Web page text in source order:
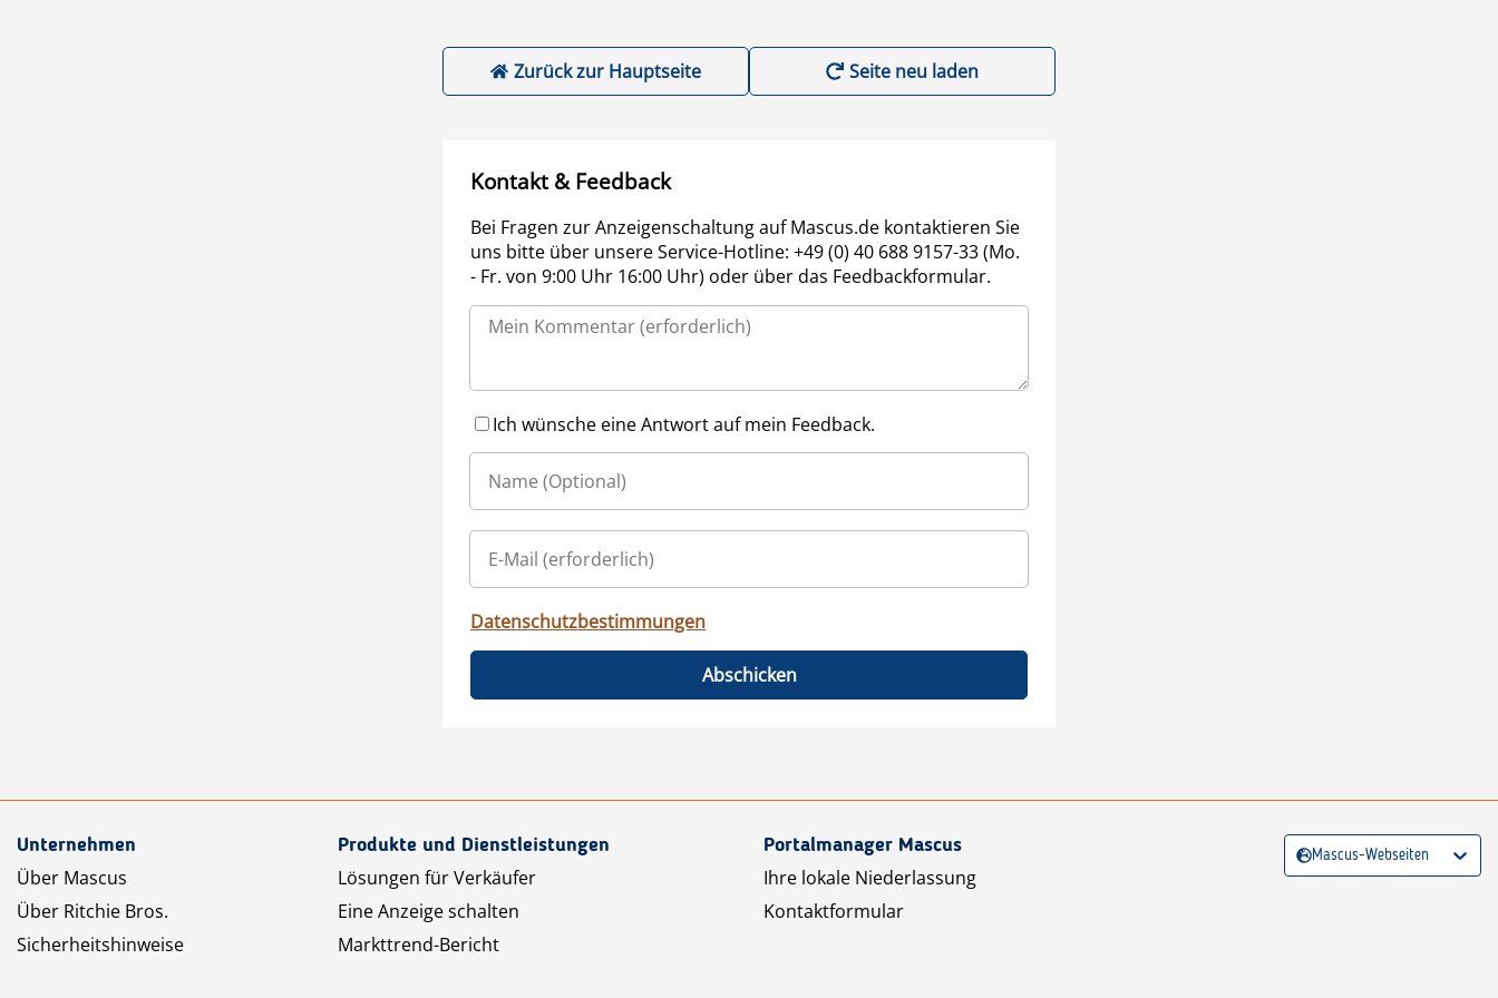
Zurück zur Hauptseite Seite neu laden
Kontakt & Feedback
Bei Fragen zur Anzeigenschaltung auf Mascus.de kontaktieren Sie
uns bitte über unsere Service-Hotline: +49 (0) 40 688 9157-33 (Mo.
- Fr. von 9:00 Uhr 16:00 Uhr) oder über das Feedbackformular.
Ich wünsche eine Antwort auf mein Feedback.
Datenschutzbestimmungen
Abschicken
Unternehmen
Über Mascus
Über Ritchie Bros.
Sicherheitshinweise
Produkte und Dienstleistungen
Lösungen für Verkäufer
Eine Anzeige schalten
Markttrend-Bericht
Portalmanager Mascus
Ihre lokale Niederlassung
Kontaktformular
Mascus-Webseiten